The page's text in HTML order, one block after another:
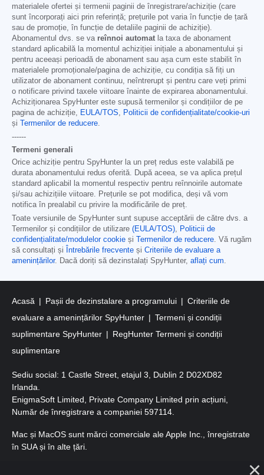
materialele ofertei și termenii paginii de înregistrare/achiziție (care
sunt încorporați aici prin referință; prețurile pot varia în funcție de țară
sau de promoție, în funcție de detaliile paginii de achiziție).
Abonamentul dvs. se va reînnoi automat la taxa de abonament
standard aplicabilă la momentul achiziției inițiale a abonamentului și
pentru aceeași perioadă de abonament sau așa cum este stabilit în
materialele promoționale/pagina de achiziție, cu condiția să fiți un
utilizator de abonament continuu, neîntrerupt și pentru care veți primi
o notificare privind taxele viitoare înainte de expirarea abonamentului.
Achiziționarea SpyHunter este supusă termenilor și condițiilor de pe
pagina de achiziție, EULA/TOS, Politicii de confidențialitate/cookie-uri
și
Termenilor de reducere.
------
Termeni generali
Orice achiziție pentru SpyHunter la un preț redus este valabilă pe
durata abonamentului redus oferită. După aceea, se va aplica prețul
standard aplicabil la momentul respectiv pentru reînnoirile automate
și/sau achizițiile viitoare. Prețurile se pot modifica, deși vă vom
notifica în prealabil cu privire la modificările de preț.
Toate versiunile de SpyHunter sunt supuse acceptării de către dvs. a
Termenilor și condițiilor de utilizare (EULA/TOS), Politicii de
confidențialitate/modulelor cookie și Termenilor de reducere. Vă rugăm
să consultați și
Întrebările frecvente și Criteriile de evaluare a
amenințărilor. Dacă doriți să dezinstalați SpyHunter, aflați cum.
Acasă Pașii de dezinstalare a programului
Criteriile de
evaluare a amenințărilor SpyHunter
Termeni și condiții
suplimentare SpyHunter
RegHunter Termeni și condiții
suplimentare
Sediu social: 1 Castle Street, etajul 3, Dublin 2 D02XD82
Irlanda.
EnigmaSoft Limited, Private Company Limited prin acțiuni,
Număr de înregistrare a companiei 597114.
Mac și MacOS sunt mărci comerciale ale Apple Inc., înregistrate
în SUA și în alte țări.